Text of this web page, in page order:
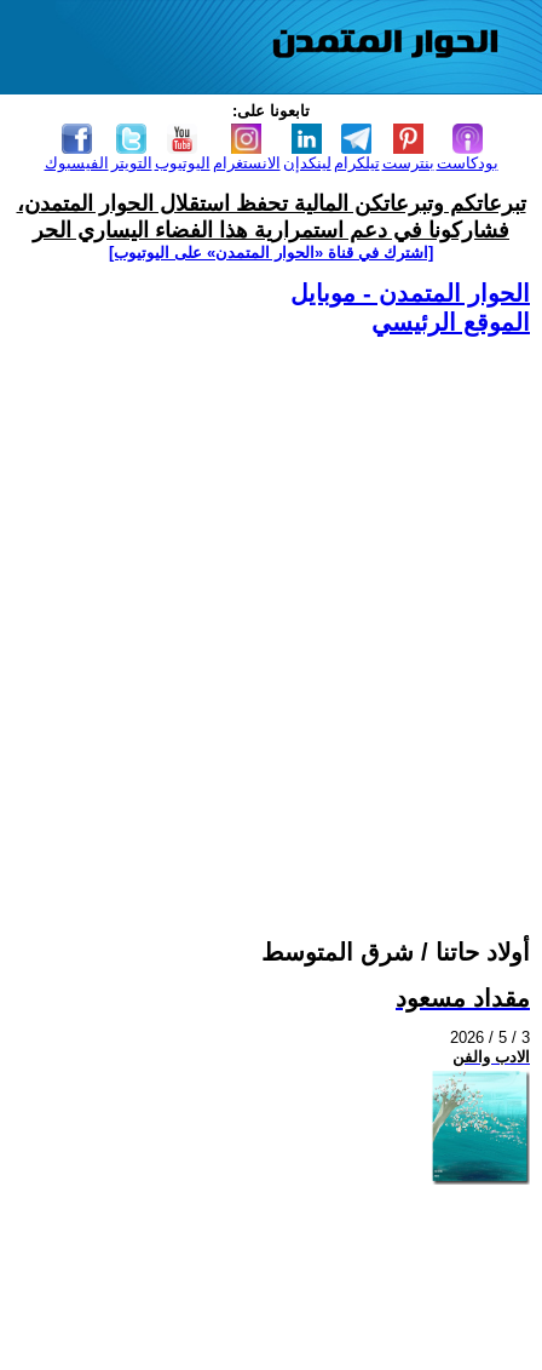
تابعونا على:
الفيسبوك التويتر اليوتيوب الانستغرام لينكدإن تيلكرامبنترست بودكاست
تبرعاتكم وتبرعاتكن المالية تحفظ استقلال الحوار المتمدن،
فشاركونا في دعم استمرارية هذا الفضاء اليساري الحر
[اشترك في قناة ‫«الحوار المتمدن» على اليوتيوب]
الحوار المتمدن - موبايل
الموقع الرئيسي
أولاد حاتنا / شرق المتوسط
مقداد مسعود
2026 / 5 / 3
الادب والفن